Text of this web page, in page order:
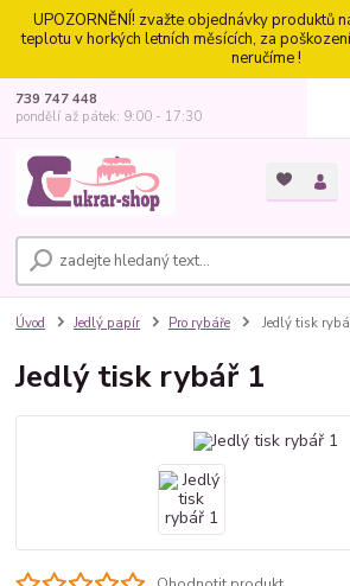
UPOZORNĚNÍ! zvažte objednávky produktů
teplotu v horkých letních měsících, za
neručíme !
739 747 448
pondělí až pátek: 9:00 - 17:30
Úvod Jedlý papír Pro rybáře Jedlý tisk
Jedlý tisk rybář 1